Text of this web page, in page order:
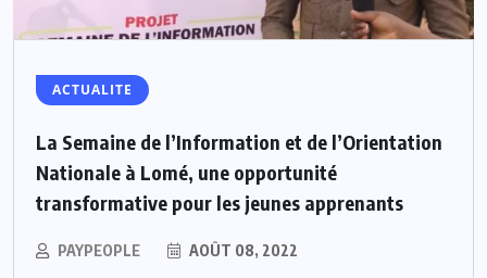
ACTUALITE
La Semaine de l’Information et de l’Orientation
Nationale à Lomé, une opportunité
transformative pour les jeunes apprenants
PAYPEOPLE AOÛT 08, 2022